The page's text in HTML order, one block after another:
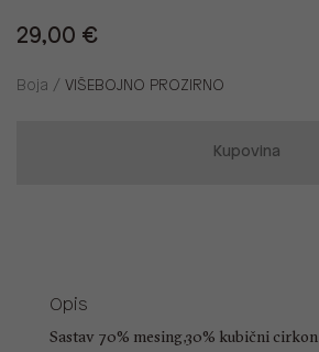
29,00 €
Boja / VIŠEBOJNO PROZIRNO
Kupovina
Opis
Sastav 70% mesing,30% kubični cirkon